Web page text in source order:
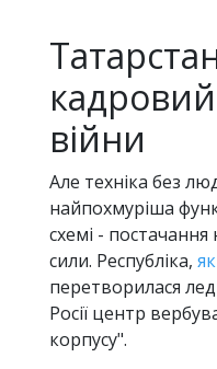
війни
Але техніка без
найпохмуріша
схемі -
сили. Республіка,
перетворилася
Росії центр
корпусу".